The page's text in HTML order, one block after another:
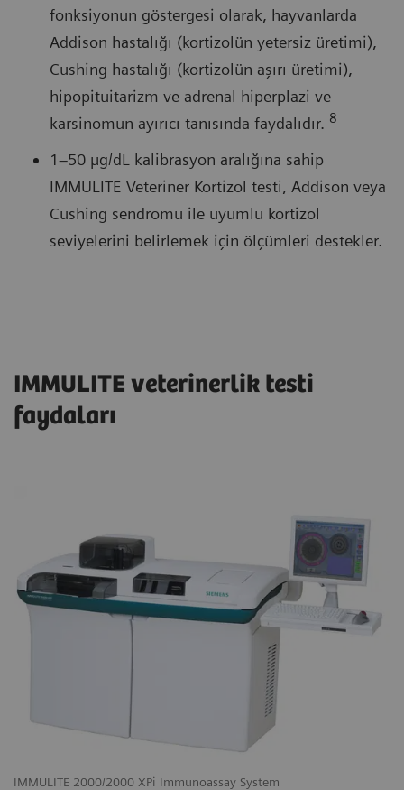
fonksiyonun göstergesi olarak, hayvanlarda
Addison hastalığı (kortizolün yetersiz üretimi),
Cushing hastalığı (kortizolün aşırı üretimi),
hipopituitarizm ve adrenal hiperplazi ve
karsinomun ayırıcı tanısında faydalıdır. 8
1–50 µg/dL kalibrasyon aralığına sahip
IMMULITE Veteriner Kortizol testi, Addison veya
Cushing sendromu ile uyumlu kortizol
seviyelerini belirlemek için ölçümleri destekler.
IMMULITE veterinerlik testi
faydaları
IMMULITE 2000/2000 XPi Immunoassay System